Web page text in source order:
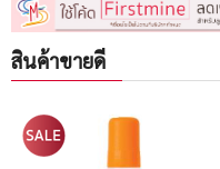
สินค้าขายดี